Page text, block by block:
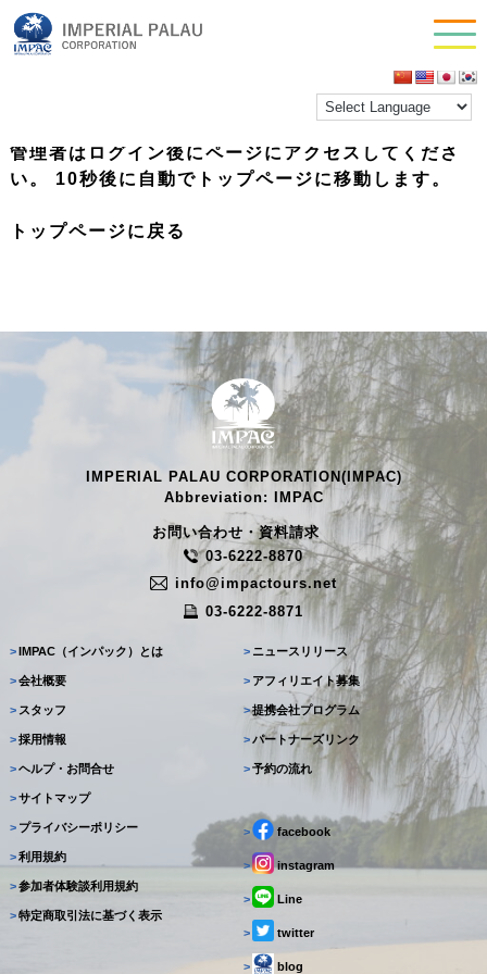
ホーム>
こちらは管理者限定ページになります。
管理者はログイン後にページにアクセスしてくださ
い。 10秒後に自動でトップページに移動します。
トップページに戻る
IMPERIAL PALAU CORPORATION(IMPAC)
Abbreviation: IMPAC
お問い合わせ・資料請求
03-6222-8870
info@impactours.net
03-6222-8871
>IMPAC（インパック）とは
>会社概要
> スタッフ
>採用情報
>ヘルプ・お問合せ
>サイトマップ
> ニュースリリース
> アフィリエイト募集
>提携会社プログラム
>パートナーズリンク
>予約の流れ
> プライバシーポリシー
>利用規約
>参加者体験談利用規約
>特定商取引法に基づく表示
> facebook
> instagram
> Line
> twitter
> blog